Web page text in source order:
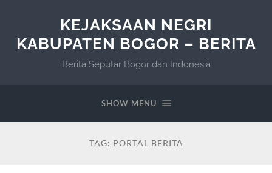
KEJAKSAAN NEGRI
KABUPATEN BOGOR – BERITA
Berita Seputar Bogor dan Indonesia
SHOW MENU
TAG: PORTAL BERITA